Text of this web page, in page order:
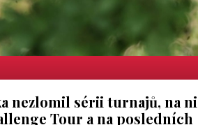
nezlomil sérii turnajů, na
Tour a na posledních